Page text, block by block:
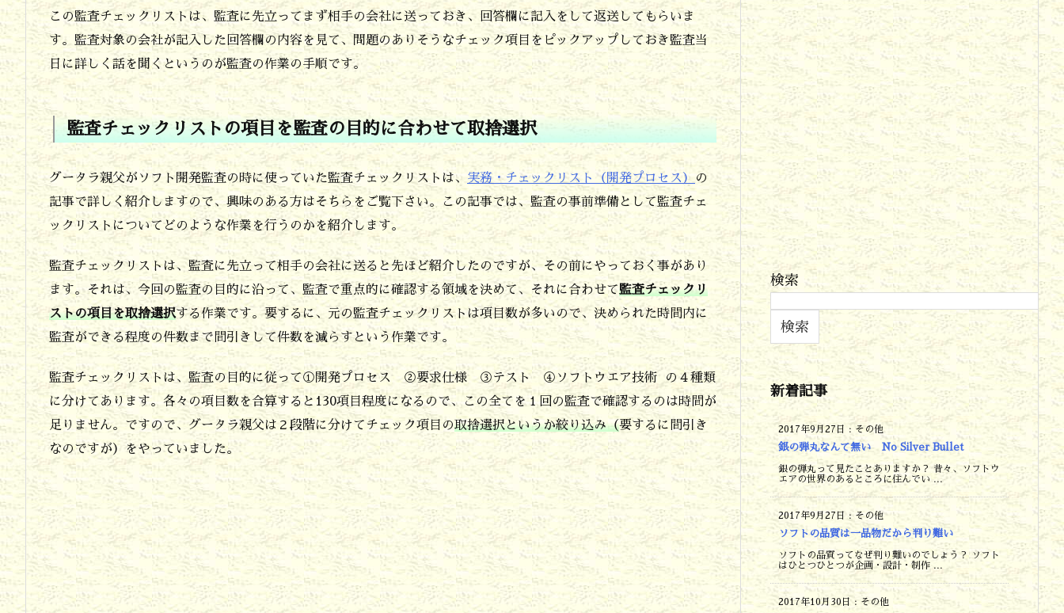
監
査
で
使
う
監
査
チ
ェ
ッ
ク
リ
ス
ト
は
事
前
に
準
備
し
ま
この監査チェックリストは、監査に先立ってまず相手の会社に送っておき、回答欄に記入をして返送してもらいま
す。監査対象の会社が記入した回答欄の内容を見て、問題のありそうなチェック項目をピックアップしておき監査当
日に詳しく話を聞くというのが監査の作業の手順です。
監査チェックリストの項目を監査の目的に合わせて取捨選択
グータラ親父がソフト開発監査の時に使っていた監査チェックリストは、 実務・チェックリスト（開発プロセス） の
記事で詳しく紹介しますので、興味のある方はそちらをご覧下さい。この記事では、監査の事前準備として監査チェ
ックリストについてどのような作業を行うのかを紹介します。
監査チェックリストは、監査に先立って相手の会社に送ると先ほど紹介したのですが、その前にやっておく事があり
ます。それは、今回の監査の目的に沿って、監査で重点的に確認する領域を決めて、それに合わせて監査チェックリ
ストの項目を取捨選択する作業です。要するに、元の監査チェックリストは項目数が多いので、決められた時間内に
監査ができる程度の件数まで間引きして件数を減らすという作業です。
監査チェックリストは、監査の目的に従って①開発プロセス ②要求仕様 ③テスト ④ソフトウエア技術 の４種類
に分けてあります。各々の項目数を合算すると130項目程度になるので、この全てを１回の監査で確認するのは時間が
足りません。ですので、グータラ親父は２段階に分けてチェック項目の取捨選択というか絞り込み（要するに間引き
なのですが）をやっていました。
検索
検索
新着記事
2017年9月27日 : その他
銀の弾丸なんて無い No Silver Bullet
銀の弾丸って見たことありますか？ 昔々、ソフトウ
エアの世界のあるところに住んでい ...
2017年9月27日 : その他
ソフトの品質は一品物だから判り難い
ソフトの品質ってなぜ判り難いのでしょう？ ソフト
はひとつひとつが企画・設計・制作 ...
2017年10月30日 : その他